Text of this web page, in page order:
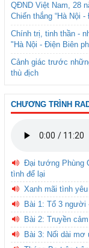
QĐND Việt Nam, 28
Chiến thắng “Hà Nội
Chính trị, tinh thần -
"Hà Nội - Điện Biên
Cảnh giác trước
thù địch
CHƯƠNG TRÌNH
Đại tướng Phùng
tình để lại
Xanh mãi tình
Bài 1: Tổ 3 người
Bài 2: Truyền
Bài 3: Nối dài mơ